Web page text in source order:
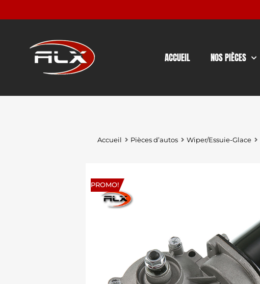
ACCUEIL NOS PIÈCES
Accueil Pièces d’autos Wiper/Essuie-Glace
PROMO!